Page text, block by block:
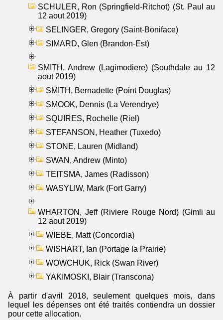
SCHULER, Ron (Springfield-Ritchot) (St. Paul au
12 aout 2019)
SELINGER, Gregory (Saint-Boniface)
SIMARD, Glen (Brandon-Est)
SMITH, Andrew (Lagimodiere) (Southdale au 12
aout 2019)
SMITH, Bernadette (Point Douglas)
SMOOK, Dennis (La Verendrye)
SQUIRES, Rochelle (Riel)
STEFANSON, Heather (Tuxedo)
STONE, Lauren (Midland)
SWAN, Andrew (Minto)
TEITSMA, James (Radisson)
WASYLIW, Mark (Fort Garry)
WHARTON, Jeff (Riviere Rouge Nord) (Gimli au
12 aout 2019)
WIEBE, Matt (Concordia)
WISHART, Ian (Portage la Prairie)
WOWCHUK, Rick (Swan River)
YAKIMOSKI, Blair (Transcona)
À partir d'avril 2018, seulement quelques mois, dans
lequel les dépenses ont été traités contiendra un dossier
pour cette allocation.